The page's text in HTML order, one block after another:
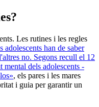
Les rutines i les regles
adolescents han de saber
no. Segons recull el 12
dels adolescents -
, els pares i les mares
i guia per garantir un